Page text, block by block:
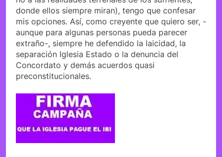
donde ellos siempre miran), tengo que confesar
mis opciones. Así, como creyente que quiero ser, -
aunque para algunas personas pueda parecer
extraño-, siempre he defendido la laicidad, la
separación Iglesia Estado o la denuncia del
Concordato y demás acuerdos quasi
preconstitucionales.